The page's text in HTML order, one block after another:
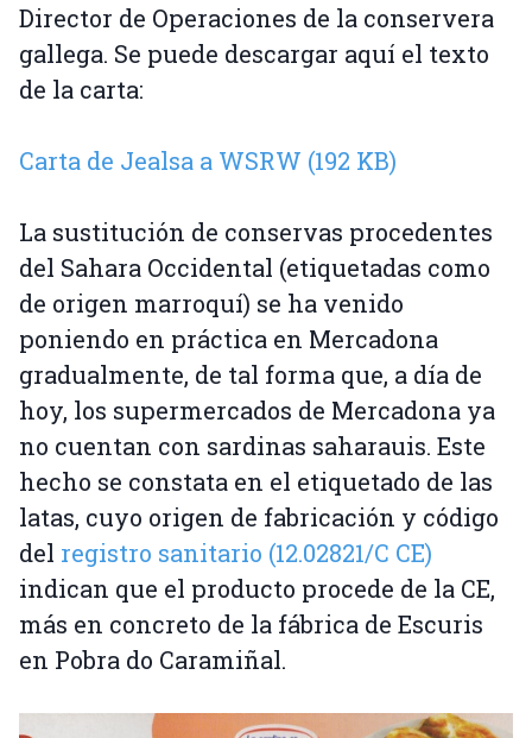
Director de Operaciones de la conservera
gallega. Se puede descargar aquí el texto
de la carta:
Carta de Jealsa a WSRW (192 KB)
La sustitución de conservas procedentes
del Sahara Occidental (etiquetadas como
de origen marroquí) se ha venido
poniendo en práctica en Mercadona
gradualmente, de tal forma que, a día de
hoy, los supermercados de Mercadona ya
no cuentan con sardinas saharauis. Este
hecho se constata en el etiquetado de las
latas, cuyo origen de fabricación y código
del registro sanitario (12.02821/C CE)
indican que el producto procede de la CE,
más en concreto de la fábrica de Escuris
en Pobra do Caramiñal.